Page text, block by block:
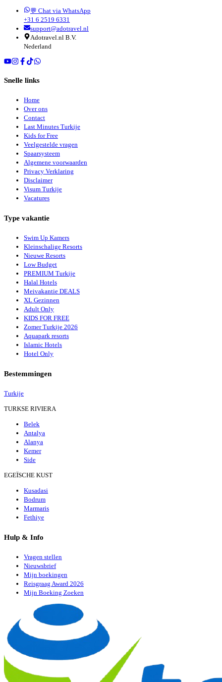
💬 Chat via WhatsApp
+31 6 2519 6331
support@adotravel.nl
Adotravel.nl B.V.
Nederland
Snelle links
Home
Over ons
Contact
Last Minutes Turkije
Kids for Free
Veelgestelde vragen
Spaarsysteem
Algemene voorwaarden
Privacy Verklaring
Disclaimer
Visum Turkije
Vacatures
Type vakantie
Swim Up Kamers
Kleinschalige Resorts
Nieuwe Resorts
Low Budget
PREMIUM Turkije
Halal Hotels
Meivakantie DEALS
XL Gezinnen
Adult Only
KIDS FOR FREE
Zomer Turkije 2026
Aquapark resorts
Islamic Hotels
Hotel Only
Bestemmingen
Turkije
TURKSE RIVIERA
Belek
Antalya
Alanya
Kemer
Side
EGEÏSCHE KUST
Kusadasi
Bodrum
Marmaris
Fethiye
Hulp & Info
Vragen stellen
Nieuwsbrief
Mijn boekingen
Reisgraag Award 2026
Mijn Boeking Zoeken